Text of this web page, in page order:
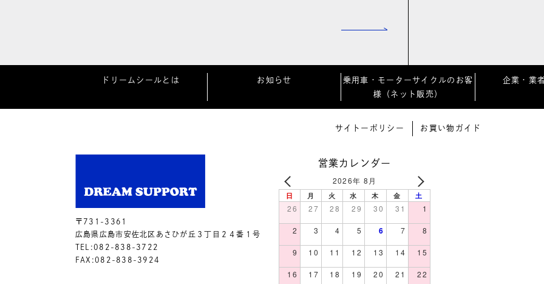
ドリームシールとは お知らせ
乗用車・モーターサイクルのお客
様（ネット販売）
企業・業
サイトーポリシー お買い物ガイド
〒731-3361
広島県広島市安佐北区あさひが丘３丁目２４番１号
TEL:082-838-3722
FAX:082-838-3924
営業カレンダー
2026年 8月
日 月 火 水 木 金 土
26 27 28 29 30 31 1
2 3 4 5 6 7 8
9 10 11 12 13 14 15
16 17 18 19 20 21 22